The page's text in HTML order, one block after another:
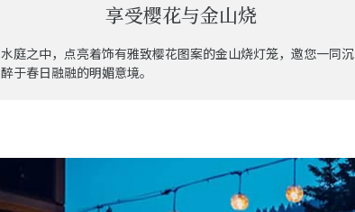
享受樱花与金山烧
水庭之中，点亮着饰有雅致樱花图案的金山烧灯笼，邀您一同沉
醉于春日融融的明媚意境。